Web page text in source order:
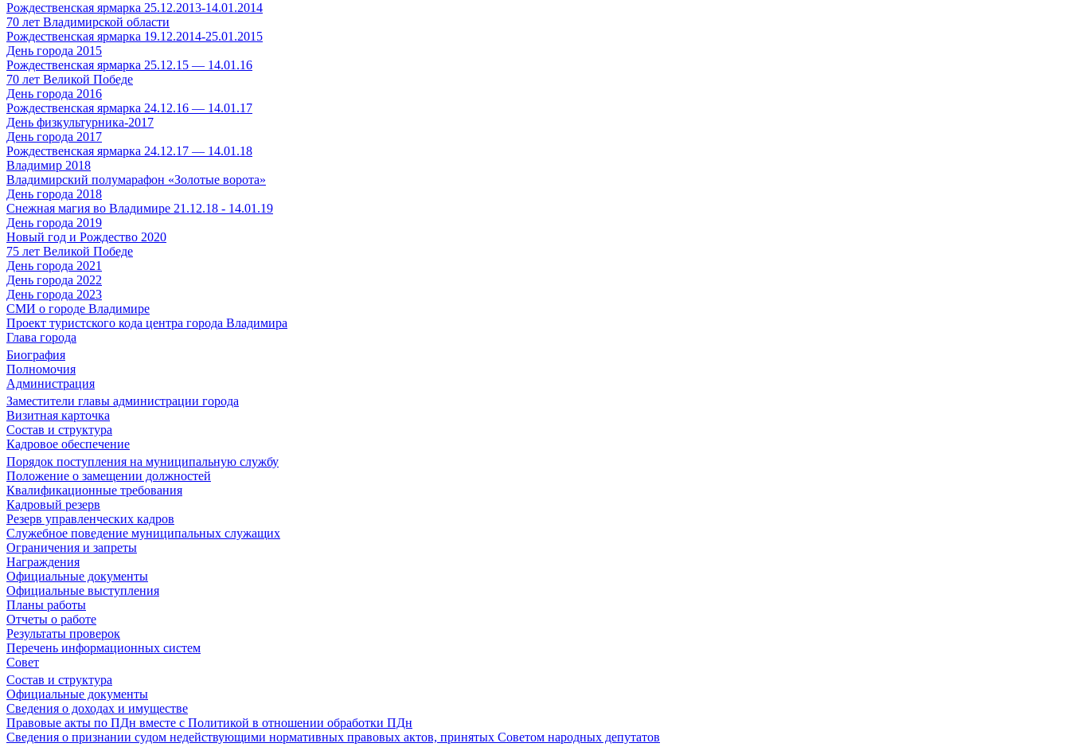
Рождественская ярмарка 25.12.2013-14.01.2014
70 лет Владимирской области
Рождественская ярмарка 19.12.2014-25.01.2015
День города 2015
Рождественская ярмарка 25.12.15 — 14.01.16
70 лет Великой Победе
День города 2016
Рождественская ярмарка 24.12.16 — 14.01.17
День физкультурника-2017
День города 2017
Рождественская ярмарка 24.12.17 — 14.01.18
Владимир 2018
Владимирский полумарафон «Золотые ворота»
День города 2018
Снежная магия во Владимире 21.12.18 - 14.01.19
День города 2019
Новый год и Рождество 2020
75 лет Великой Победе
День города 2021
День города 2022
День города 2023
СМИ о городе Владимире
Проект туристского кода центра города Владимира
Глава города
Биография
Полномочия
Администрация
Заместители главы администрации города
Визитная карточка
Состав и структура
Кадровое обеспечение
Порядок поступления на муниципальную службу
Положение о замещении должностей
Квалификационные требования
Кадровый резерв
Резерв управленческих кадров
Служебное поведение муниципальных служащих
Ограничения и запреты
Награждения
Официальные документы
Официальные выступления
Планы работы
Отчеты о работе
Результаты проверок
Перечень информационных систем
Совет
Состав и структура
Официальные документы
Сведения о доходах и имуществе
Правовые акты по ПДн вместе с Политикой в отношении обработки ПДн
Сведения о признании судом недействующими нормативных правовых актов, принятых Советом народных депутатов